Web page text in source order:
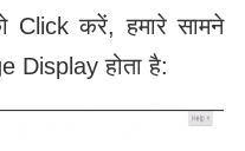
Click करें, हमारे सामने
Display होता है: